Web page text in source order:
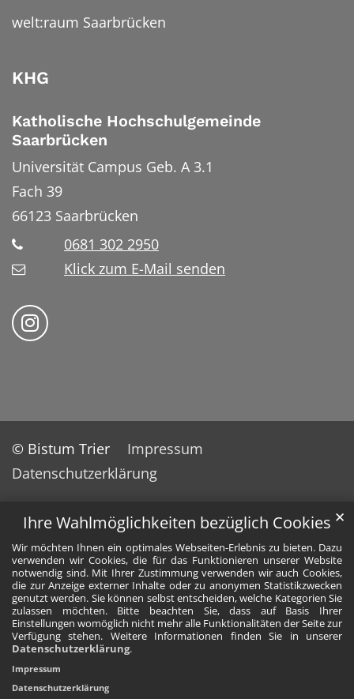
Ihre Wahlmöglichkeiten bezüglich Cookies
Wir möchten Ihnen ein optimales Webseiten-Erlebnis zu bieten. Dazu
verwenden wir Cookies, die für das Funktionieren unserer Website
notwendig sind. Mit Ihrer Zustimmung verwenden wir auch Cookies,
die zur Anzeige externer Inhalte oder zu anonymen Statistikzwecken
genutzt werden. Sie können selbst entscheiden, welche Kategorien Sie
zulassen möchten. Bitte beachten Sie, dass auf Basis Ihrer
Einstellungen womöglich nicht mehr alle Funktionalitäten der Seite zur
Verfügung stehen. Weitere Informationen finden Sie in unserer
Datenschutzerklärung.
✕
Impressum
Datenschutzerklärung
welt:raum Saarbrücken
KHG
Katholische Hochschulgemeinde
Saarbrücken
Universität Campus Geb. A 3.1
Fach 39
66123 Saarbrücken
0681 302 2950
Klick zum E-Mail senden
Bistum Trier auf Instragram
© Bistum Trier
Impressum
Datenschutzerklärung